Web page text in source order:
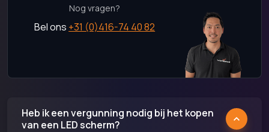
Nog vragen?
Bel ons +31 (0)416-74 40 82
Heb ik een vergunning nodig bij het kopen
van een LED scherm?